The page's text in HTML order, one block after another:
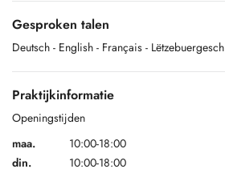
Gesproken talen
Deutsch - English - Français - Lëtzebuergesch
Praktijkinformatie
Openingstijden
maa.
10:00-18:00
din.
10:00-18:00